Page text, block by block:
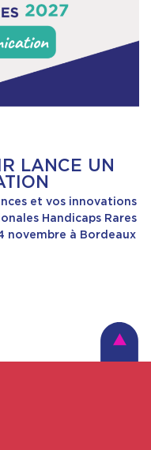
LANCE UN
et vos innovations
Handicaps Rares
novembre à Bordeaux